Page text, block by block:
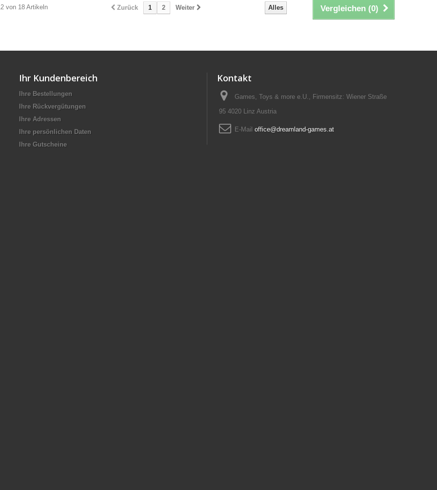
Vergleichen (0)
Alles
Zurück 1 2 Weiter
von 18 Artikeln
Ihr Kundenbereich
Ihre Bestellungen
Ihre Rückvergütungen
Ihre Adressen
Ihre persönlichen Daten
Ihre Gutscheine
Kontakt
Games, Toys & more e.U., Firmensitz: Wiener Straße
95 4020 Linz Austria
E-Mail office@dreamland-games.at